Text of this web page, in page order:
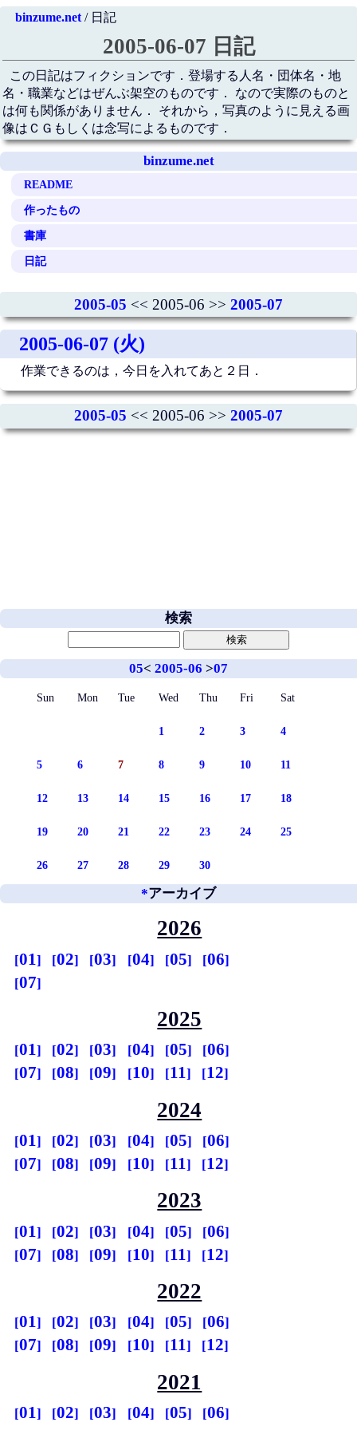
binzume.net/ 日記
2005-06-07 日記
この日記はフィクションです．登場する人名・団体名・地
名・職業などはぜんぶ架空のものです． なので実際のものと
は何も関係がありません． それから，写真のように見える画
像はＣＧもしくは念写によるものです．
binzume.net
README
作ったもの
書庫
日記
2005-05 << 2005-06 >> 2005-07
2005-06-07 (火)
作業できるのは，今日を入れてあと２日．
2005-05 << 2005-06 >> 2005-07
検索
05< 2005-06 >07
Sun Mon Tue Wed Thu Fri Sat
1 2 3 4
5 6 7 8 9 10 11
12 13 14 15 16 17 18
19 20 21 22 23 24 25
26 27 28 29 30
*アーカイブ
2026
01 02 03 04 05
06
07
2025
01 02 03 04 05
06
07
08 09 10 11 12
2024
01 02 03 04 05
06
07
08 09 10 11 12
2023
01 02 03 04 05
06
07
08 09 10 11 12
2022
01 02 03 04 05
06
07
08 09 10 11 12
2021
01 02 03 04 05
06